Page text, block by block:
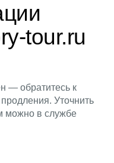
tour.ru
— обратитесь к
Уточнить
можно в службе